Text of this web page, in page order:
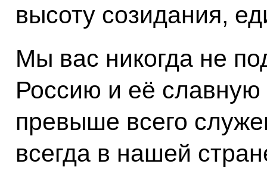
высоту созидания,
Мы вас никогда не
Россию и её славную
превыше всего
всегда в нашей